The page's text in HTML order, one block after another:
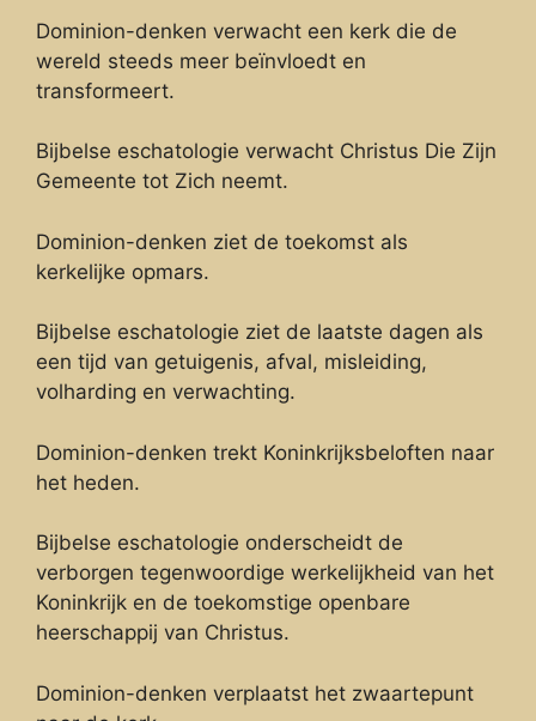
Dominion-denken verwacht een kerk die de
wereld steeds meer beïnvloedt en
transformeert.
Bijbelse eschatologie verwacht Christus Die Zijn
Gemeente tot Zich neemt.
Dominion-denken ziet de toekomst als
kerkelijke opmars.
Bijbelse eschatologie ziet de laatste dagen als
een tijd van getuigenis, afval, misleiding,
volharding en verwachting.
Dominion-denken trekt Koninkrijksbeloften naar
het heden.
Bijbelse eschatologie onderscheidt de
verborgen tegenwoordige werkelijkheid van het
Koninkrijk en de toekomstige openbare
heerschappij van Christus.
Dominion-denken verplaatst het zwaartepunt